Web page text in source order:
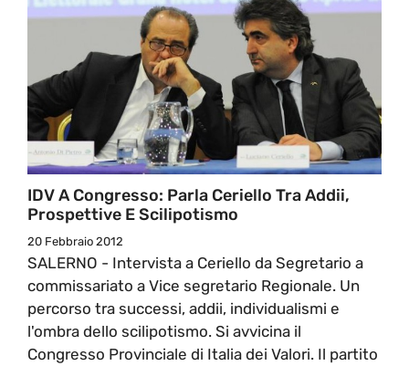
IDV A Congresso: Parla Ceriello Tra Addii,
Prospettive E Scilipotismo
20 Febbraio 2012
SALERNO - Intervista a Ceriello da Segretario a
commissariato a Vice segretario Regionale. Un
percorso tra successi, addii, individualismi e
l'ombra dello scilipotismo. Si avvicina il
Congresso Provinciale di Italia dei Valori. Il partito